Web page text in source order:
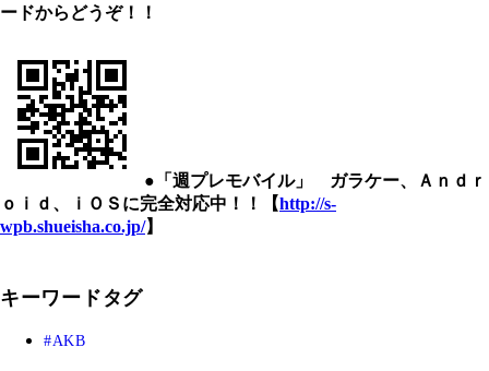
ードからどうぞ！！
●「週プレモバイル」 ガラケー、Ａｎｄｒ
ｏｉｄ、ｉＯＳに完全対応中！！【http://s-
wpb.shueisha.co.jp/】
キーワードタグ
AKB